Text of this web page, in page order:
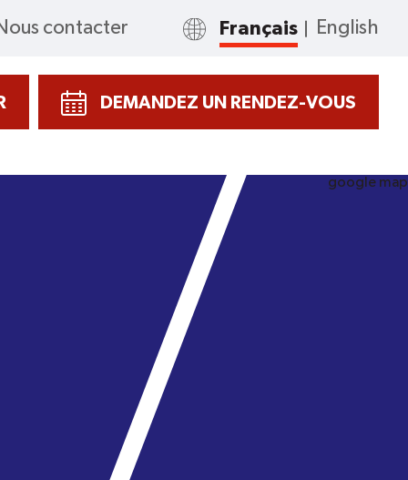
contacter Français English
DEMANDEZ UN RENDEZ-VOUS